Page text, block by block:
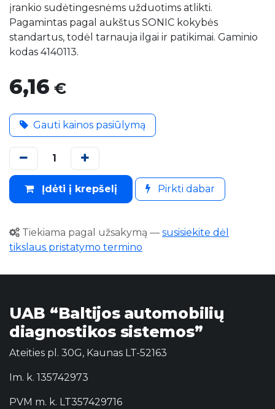
įrankio sudėtingesnėms užduotims atlikti.
Pagamintas pagal aukštus SONIC kokybės
standartus, todėl tarnauja ilgai ir patikimai. Gaminio
kodas 4140113.
6,16 €
Gauti kainos pasiūlymą
Įdėti į krepšelį Pirkti dabar
Tiekiama pagal užsakymą — susisiekite dėl
tikslaus pristatymo termino
UAB “Baltijos automobilių
diagnostikos sistemos”
Ateities pl. 30G, Kaunas LT-52163
Im. k. 135742973
PVM m. k. LT357429716